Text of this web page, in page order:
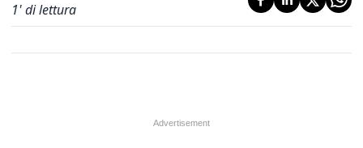
1' di lettura